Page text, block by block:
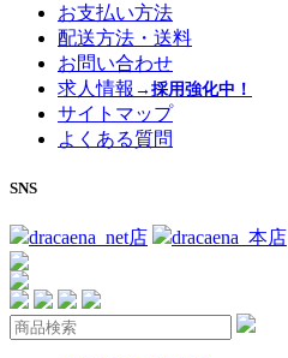
お支払い方法
配送方法・送料
お問い合わせ
求人情報 →採用強化中！
サイトマップ
よくある質問
SNS
dracaena_net店 dracaena_本店